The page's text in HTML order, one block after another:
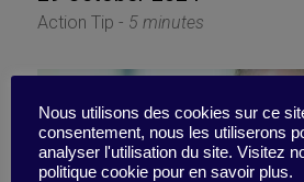
Action Tip - 5 minutes
Nous utilisons des cookies sur ce
consentement, nous les utiliserons
analyser l'utilisation du site. Visitez
politique cookie pour en savoir plus.